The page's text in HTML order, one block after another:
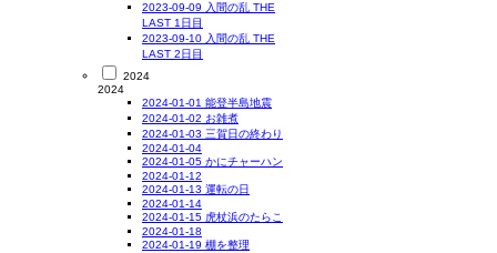
2023-09-09 入間の乱 THE
LAST 1日目
2023-09-10 入間の乱 THE
LAST 2日目
2024
2024
2024-01-01 能登半島地震
2024-01-02 お雑煮
2024-01-03 三賀日の終わり
2024-01-04
2024-01-05 かにチャーハン
2024-01-12
2024-01-13 運転の日
2024-01-14
2024-01-15 虎杖浜のたらこ
2024-01-18
2024-01-19 棚を整理